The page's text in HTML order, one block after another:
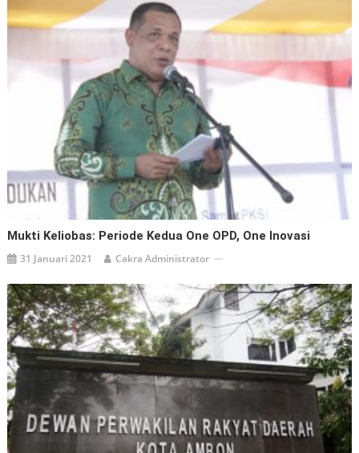
Mukti Keliobas: Periode Kedua One OPD, One Inovasi
31 Januari 2021 Cakra Administrator